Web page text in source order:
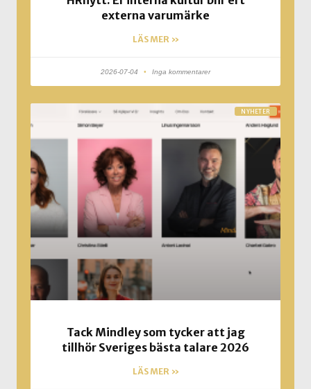
externa varumärke
LÄS MER »
2026-07-04 Inga kommentarer
NYHETER
Tack Mindley som tycker att jag
tillhör Sveriges bästa talare 2026
LÄS MER »